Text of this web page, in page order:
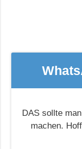
DAS sollte
machen.